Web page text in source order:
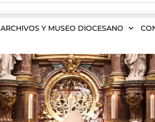
ARCHIVOS Y MUSEO DIOCESANO